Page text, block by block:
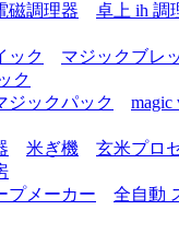
磁調理器
卓上 ih 調
ック
マジックブレ
ク
ジックパック
magic
米ぎ機
玄米プロ
プメーカー 全自動